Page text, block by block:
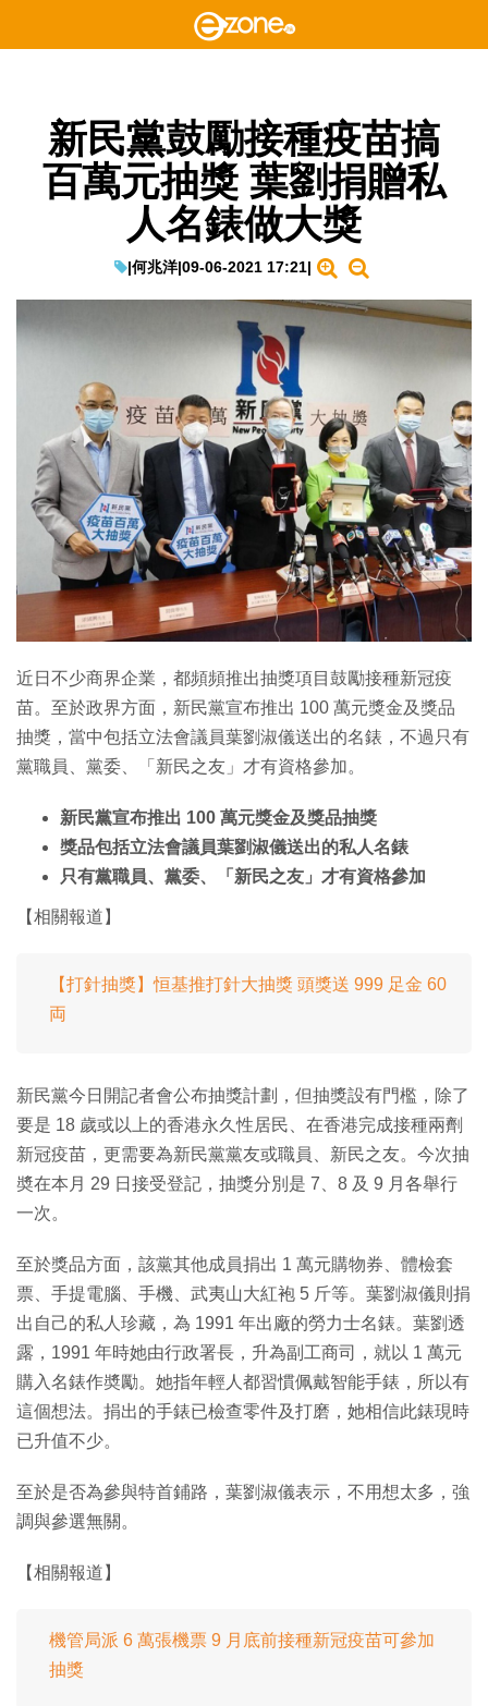
新民黨鼓勵接種疫苗搞
百萬元抽獎 葉劉捐贈私
人名錶做大獎
|何兆洋|09-06-2021 17:21|
近日不少商界企業，都頻頻推出抽獎項目鼓勵接種新冠疫
苗。至於政界方面，新民黨宣布推出 100 萬元獎金及獎品
抽獎，當中包括立法會議員葉劉淑儀送出的名錶，不過只有
黨職員、黨委、「新民之友」才有資格參加。
新民黨宣布推出 100 萬元獎金及獎品抽獎
獎品包括立法會議員葉劉淑儀送出的私人名錶
只有黨職員、黨委、「新民之友」才有資格參加
【相關報道】
【打針抽獎】恒基推打針大抽獎 頭獎送 999 足金 60
両
新民黨今日開記者會公布抽獎計劃，但抽獎設有門檻，除了
要是 18 歲或以上的香港永久性居民、在香港完成接種兩劑
新冠疫苗，更需要為新民黨黨友或職員、新民之友。今次抽
奬在本月 29 日接受登記，抽獎分別是 7、8 及 9 月各舉行
一次。
至於獎品方面，該黨其他成員捐出 1 萬元購物券、體檢套
票、手提電腦、手機、武夷山大紅袍 5 斤等。葉劉淑儀則捐
出自己的私人珍藏，為 1991 年出廠的勞力士名錶。葉劉透
露，1991 年時她由行政署長，升為副工商司，就以 1 萬元
購入名錶作奬勵。她指年輕人都習慣佩戴智能手錶，所以有
這個想法。捐出的手錶已檢查零件及打磨，她相信此錶現時
已升值不少。
至於是否為參與特首鋪路，葉劉淑儀表示，不用想太多，強
調與參選無關。
【相關報道】
機管局派 6 萬張機票 9 月底前接種新冠疫苗可參加
抽獎